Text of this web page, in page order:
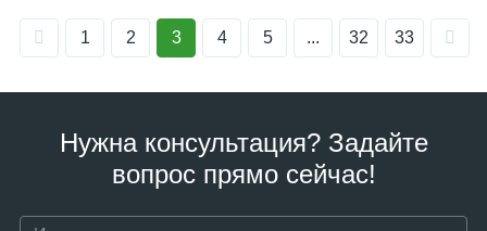
1 2 3 4 5 ... 32 33
Нужна консультация? Задайте
вопрос прямо сейчас!